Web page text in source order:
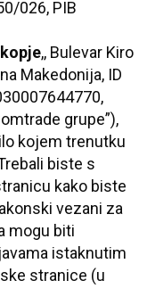
026, PIB
,, Bulevar Kiro
Makedonija, ID
grupe”),
kojem trenutku
biste s
kako biste
vezani za
mogu biti
istaknutim
stranice (u